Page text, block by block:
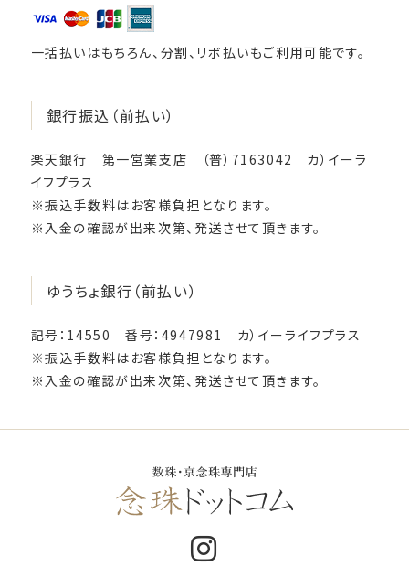
一括払いはもちろん、分割、リボ払いもご利用可能です。
銀行振込（前払い）
楽天銀行 第一営業支店 （普）7163042 カ）イーラ
イフプラス
※振込手数料はお客様負担となります。
※入金の確認が出来次第、発送させて頂きます。
ゆうちょ銀行（前払い）
記号：14550 番号：4947981 カ）イーライフプラス
※振込手数料はお客様負担となります。
※入金の確認が出来次第、発送させて頂きます。